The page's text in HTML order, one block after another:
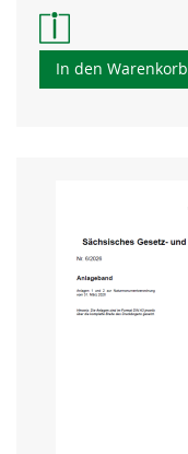
In den Warenkorb